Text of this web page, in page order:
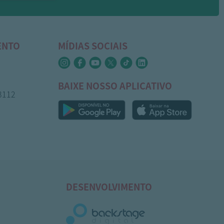
MÍDIAS SOCIAIS
BAIXE NOSSO APLICATIVO
DESENVOLVIMENTO